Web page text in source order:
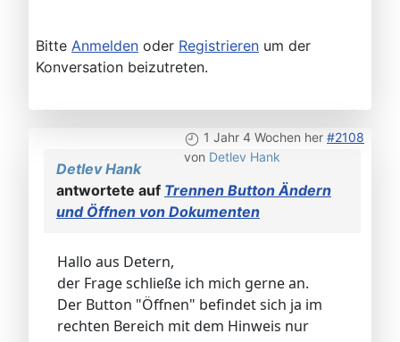
Bitte Anmelden oder Registrieren um der
Konversation beizutreten.
1 Jahr 4 Wochen her #2108
von Detlev Hank
Detlev Hank
antwortete auf Trennen Button Ändern
und Öffnen von Dokumenten
Hallo aus Detern,
der Frage schließe ich mich gerne an.
Der Button "Öffnen" befindet sich ja im
rechten Bereich mit dem Hinweis nur